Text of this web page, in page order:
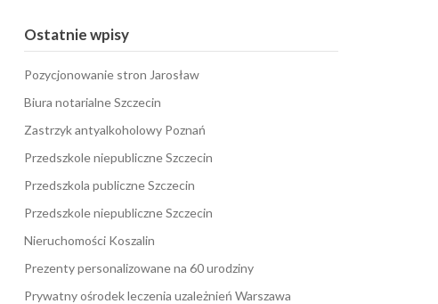
Ostatnie wpisy
Pozycjonowanie stron Jarosław
Biura notarialne Szczecin
Zastrzyk antyalkoholowy Poznań
Przedszkole niepubliczne Szczecin
Przedszkola publiczne Szczecin
Przedszkole niepubliczne Szczecin
Nieruchomości Koszalin
Prezenty personalizowane na 60 urodziny
Prywatny ośrodek leczenia uzależnień Warszawa